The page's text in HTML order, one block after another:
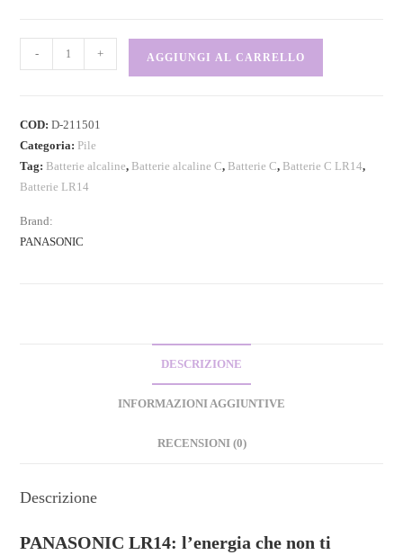
- + AGGIUNGI AL CARRELLO
COD:D-211501
Categoria: Pile
Tag: Batterie alcaline, Batterie alcaline C, Batterie C, Batterie C LR14,
Batterie LR14
Brand:
PANASONIC
DESCRIZIONE
INFORMAZIONI AGGIUNTIVE
RECENSIONI (0)
Descrizione
PANASONIC LR14: l’energia che non ti